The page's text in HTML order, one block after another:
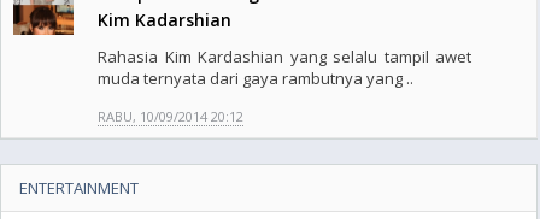
Kim Kadarshian
Rahasia Kim Kardashian yang selalu tampil awet
muda ternyata dari gaya rambutnya yang ..
RABU, 10/09/2014 20:12
ENTERTAINMENT